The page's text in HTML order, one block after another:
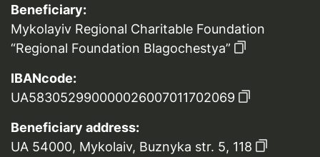
Beneficiary:
Mykolayiv Regional Charitable Foundation
“Regional Foundation Blagochestya”
IBANcode:
UA583052990000026007011702069
Beneficiary address:
UA 54000, Mykolaiv, Buznyka str. 5, 118